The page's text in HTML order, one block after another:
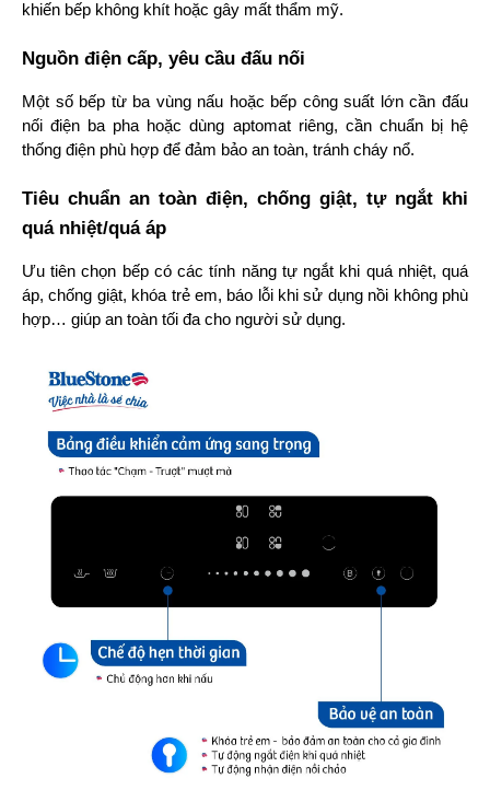
khiến bếp không khít hoặc gây mất thẩm mỹ.
Nguồn điện cấp, yêu cầu đấu nối
Một số bếp từ ba vùng nấu hoặc bếp công suất lớn cần đấu
nối điện ba pha hoặc dùng aptomat riêng, cần chuẩn bị hệ
thống điện phù hợp để đảm bảo an toàn, tránh cháy nổ.
Tiêu chuẩn an toàn điện, chống giật, tự ngắt khi
quá nhiệt/quá áp
Ưu tiên chọn bếp có các tính năng tự ngắt khi quá nhiệt, quá
áp, chống giật, khóa trẻ em, báo lỗi khi sử dụng nồi không phù
hợp… giúp an toàn tối đa cho người sử dụng.